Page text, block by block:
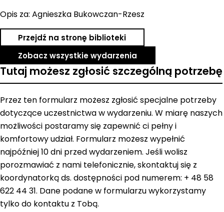
Opis za: Agnieszka Bukowczan-Rzesz
Przejdź na stronę biblioteki
Zobacz wszystkie wydarzenia
Tutaj możesz zgłosić szczególną potrzebę
Przez ten formularz możesz zgłosić specjalne potrzeby
dotyczące uczestnictwa w wydarzeniu. W miarę naszych
możliwości postaramy się zapewnić ci pełny i
komfortowy udział. Formularz możesz wypełnić
najpóźniej 10 dni przed wydarzeniem. Jeśli wolisz
porozmawiać z nami telefonicznie, skontaktuj się z
koordynatorką ds. dostępności pod numerem: + 48 58
622 44 31. Dane podane w formularzu wykorzystamy
tylko do kontaktu z Tobą.